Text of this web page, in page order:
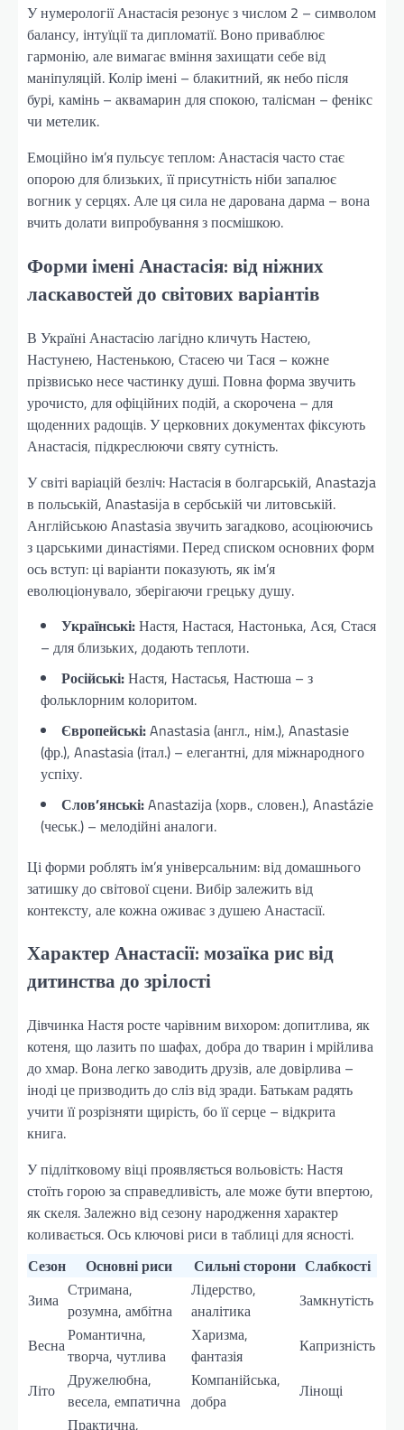
У нумерології Анастасія резонує з числом 2 – символом
балансу, інтуїції та дипломатії. Воно приваблює
гармонію, але вимагає вміння захищати себе від
маніпуляцій. Колір імені – блакитний, як небо після
бурі, камінь – аквамарин для спокою, талісман – фенікс
чи метелик.
Емоційно ім’я пульсує теплом: Анастасія часто стає
опорою для близьких, її присутність ніби запалює
вогник у серцях. Але ця сила не дарована дарма – вона
вчить долати випробування з посмішкою.
Форми імені Анастасія: від ніжних
ласкавостей до світових варіантів
В Україні Анастасію лагідно кличуть Настею,
Настунею, Настенькою, Стасею чи Тася – кожне
прізвисько несе частинку душі. Повна форма звучить
урочисто, для офіційних подій, а скорочена – для
щоденних радощів. У церковних документах фіксують
Анастасія, підкреслюючи святу сутність.
У світі варіацій безліч: Настасія в болгарській, Anastazja
в польській, Anastasija в сербській чи литовській.
Англійською Anastasia звучить загадково, асоціюючись
з царськими династіями. Перед списком основних форм
ось вступ: ці варіанти показують, як ім’я
еволюціонувало, зберігаючи грецьку душу.
Українські:Настя, Настася, Настонька, Ася, Стася
– для близьких, додають теплоти.
Російські:Настя, Настасья, Настюша – з
фольклорним колоритом.
Європейські:Anastasia (англ., нім.), Anastasie
(фр.), Anastasiа (італ.) – елегантні, для міжнародного
успіху.
Слов’янські:Anastazija (хорв., словен.), Anastázie
(чеськ.) – мелодійні аналоги.
Ці форми роблять ім’я універсальним: від домашнього
затишку до світової сцени. Вибір залежить від
контексту, але кожна оживає з душею Анастасії.
Характер Анастасії: мозаїка рис від
дитинства до зрілості
Дівчинка Настя росте чарівним вихором: допитлива, як
котеня, що лазить по шафах, добра до тварин і мрійлива
до хмар. Вона легко заводить друзів, але довірлива –
іноді це призводить до сліз від зради. Батькам радять
учити її розрізняти щирість, бо її серце – відкрита
книга.
У підлітковому віці проявляється вольовість: Настя
стоїть горою за справедливість, але може бути впертою,
як скеля. Залежно від сезону народження характер
коливається. Ось ключові риси в таблиці для ясності.
Сезон
Основні риси Сильні сторони Слабкості
Зима Стримана,
розумна, амбітна
Лідерство,
аналітика
Замкнутість
ВеснаРомантична,
творча, чутлива
Харизма,
фантазія
Капризність
Літо Дружелюбна,
весела, емпатична
Компанійська,
добра
Лінощі
Практична,